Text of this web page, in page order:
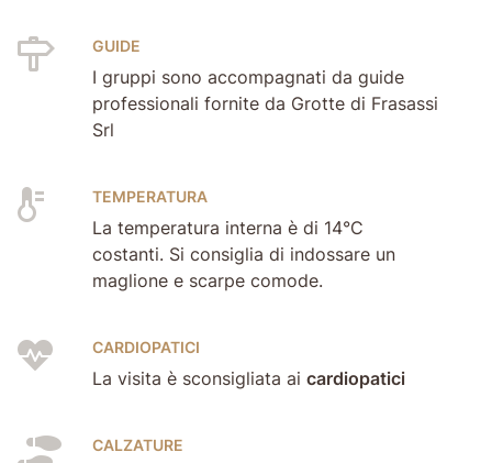
GUIDE
I gruppi sono accompagnati da guide
professionali fornite da Grotte di Frasassi
Srl
TEMPERATURA
La temperatura interna è di 14°C
costanti. Si consiglia di indossare un
maglione e scarpe comode.
CARDIOPATICI
La visita è sconsigliata ai cardiopatici
CALZATURE